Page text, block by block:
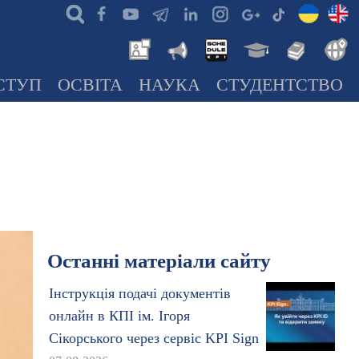
ОСВІТА НАУКА СТУДЕНТСТВО
Останні матеріали сайту
Інструкція подачі документів
онлайн в КПІ ім. Ігоря
Сікорського через сервіс KPI Sign